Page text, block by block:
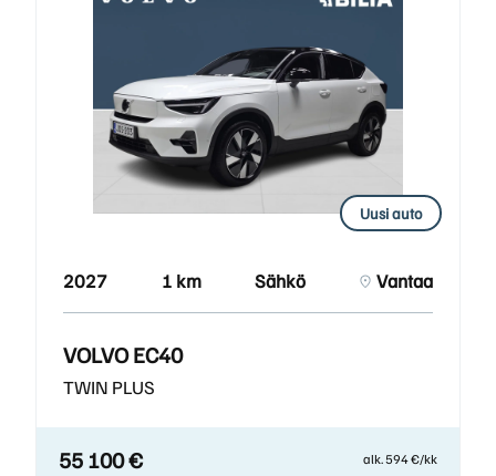
Uusi auto
2027 1 km Sähkö Vantaa
VOLVO EC40
TWIN PLUS
55 100 € alk. 594 €/kk